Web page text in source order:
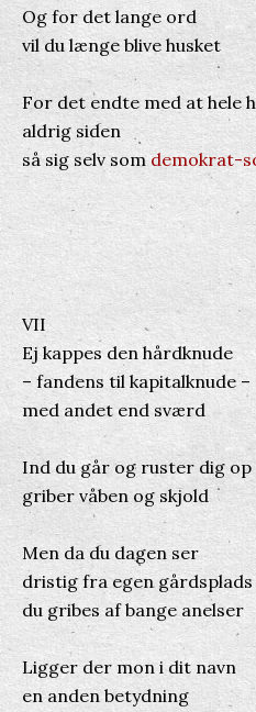
Og for det lange ord
vil du længe blive husket
For det endte med at hele
aldrig siden
så sig selv somdemokrat-
VII
Ej kappes den hårdknude
– fandens til kapitalknude –
med andet end sværd
Ind du går og ruster dig op
griber våben og skjold
Men da du dagen ser
dristig fra egen gårdsplads
du gribes af bange anelser
Ligger der mon i dit navn
en anden betydning